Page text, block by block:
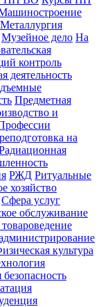
Металлургия
Музейное дело На
контроль
деятельность
Предметная
и
на
РЖД Ритуальные
хозяйство
Сфера услуг
обслуживание
культура